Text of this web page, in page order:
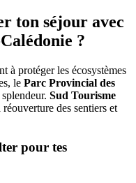
ton séjour avec
?
à protéger les écosystèmes
le Parc Provincial des
Sud Tourisme
des sentiers et
pour tes